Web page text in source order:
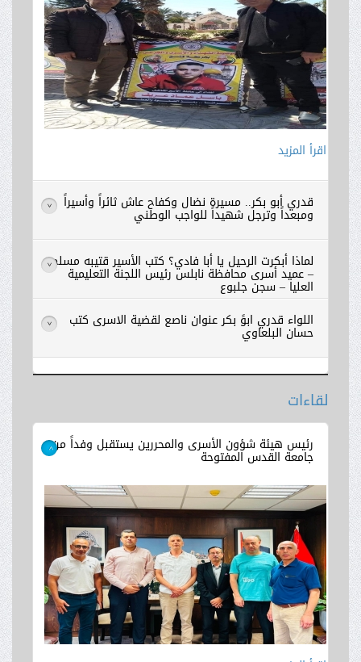
اقرأ المزيد
قدري أبو بكر.. مسيرة نضال وكفاح عاش ثائراً وأسيراً
ومبعداً وترجل شهيداً للواجب الوطني >
اقرأ المزيد
لماذا أبكرت الرحيل يا أبا فادي؟ كتب الأسير قتيبه مسلم
– عميد أسرى محافظة نابلس رئيس اللجنة التعليمية
العليا – سجن جلبوع
>
اقرأ المزيد
اللواء قدري ابوً بكر عنوان ناصع لقضية الاسرى كتب
حسان البلعاوي >
اقرأ المزيد
لقاءات
رئيس هيئة شؤون الأسرى والمحررين يستقبل وفداً من
جامعة القدس المفتوحة >